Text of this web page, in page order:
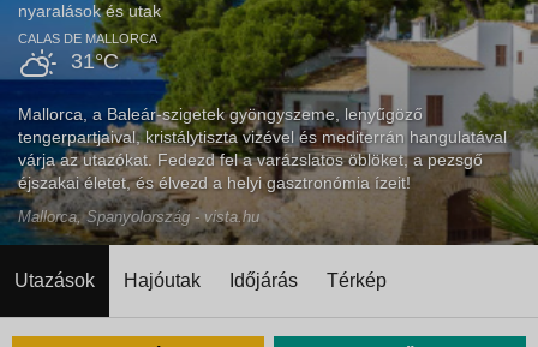
nyaralások és utak
31°C
CALAS DE MALLORCA
Mallorca, a Baleár-szigetek gyöngyszeme, lenyűgöző
tengerpartjaival, kristálytiszta vizével és mediterrán hangulatával
várja az utazókat. Fedezd fel a varázslatos öblöket, a pezsgő
éjszakai életet, és élvezd a helyi gasztronómia ízeit!
Mallorca, Spanyolország - vista.hu
Utazások Hajóutak Időjárás Térkép